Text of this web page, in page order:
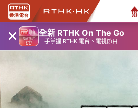
× 全新 RTHK On The Go
一手掌握 RTHK 電台、電視節目